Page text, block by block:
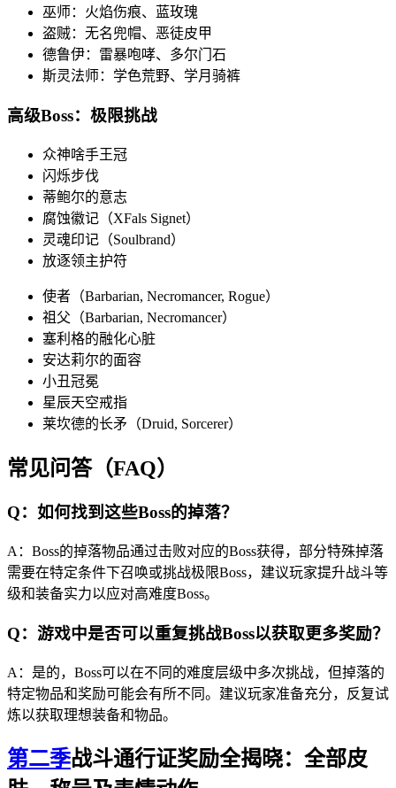
巫师：火焰伤痕、蓝玫瑰
盗贼：无名兜帽、恶徒皮甲
德鲁伊：雷暴咆哮、多尔门石
斯灵法师：学色荒野、学月骑裤
高级Boss：极限挑战
众神啥手王冠
闪烁步伐
蒂鲍尔的意志
腐蚀徽记（XFals Signet）
灵魂印记（Soulbrand）
放逐领主护符
使者（Barbarian, Necromancer, Rogue）
祖父（Barbarian, Necromancer）
塞利格的融化心脏
安达莉尔的面容
小丑冠冕
星辰天空戒指
莱坎德的长矛（Druid, Sorcerer）
常见问答（FAQ）
Q：如何找到这些Boss的掉落？
A：Boss的掉落物品通过击败对应的Boss获得，部分特殊掉落
需要在特定条件下召唤或挑战极限Boss，建议玩家提升战斗等
级和装备实力以应对高难度Boss。
Q：游戏中是否可以重复挑战Boss以获取更多奖励？
A：是的，Boss可以在不同的难度层级中多次挑战，但掉落的
特定物品和奖励可能会有所不同。建议玩家准备充分，反复试
炼以获取理想装备和物品。
第二季战斗通行证奖励全揭晓：全部皮